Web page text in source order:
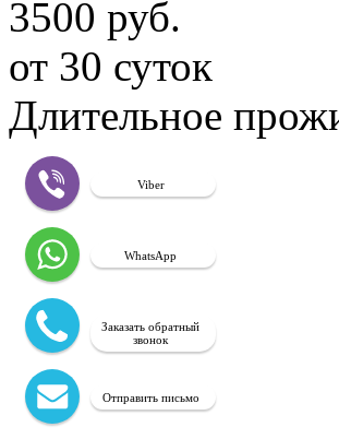
3500 руб.
от 30 суток
Длительное
Viber
WhatsApp
Заказать обратный
звонок
Отправить письмо